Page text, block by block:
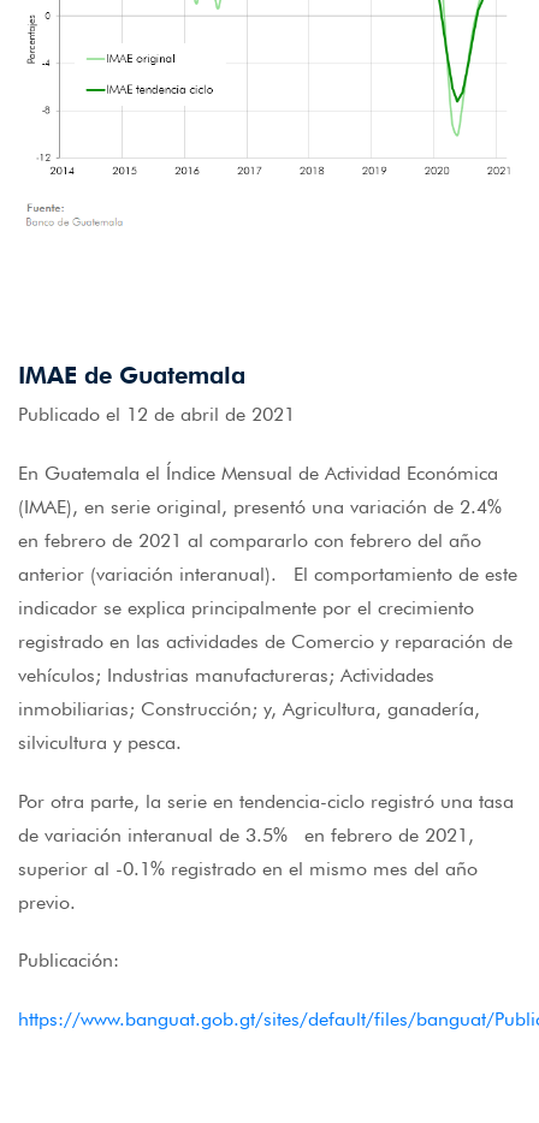
IMAE de Guatemala
Publicado el 12 de abril de 2021
En Guatemala el Índice Mensual de Actividad Económica
(IMAE), en serie original, presentó una variación de 2.4%
en febrero de 2021 al compararlo con febrero del año
anterior (variación interanual). El comportamiento de este
indicador se explica principalmente por el crecimiento
registrado en las actividades de Comercio y reparación de
vehículos; Industrias manufactureras; Actividades
inmobiliarias; Construcción; y, Agricultura, ganadería,
silvicultura y pesca.
Por otra parte, la serie en tendencia-ciclo registró una tasa
de variación interanual de 3.5% en febrero de 2021,
superior al -0.1% registrado en el mismo mes del año
previo.
Publicación:
https://www.banguat.gob.gt/sites/default/files/banguat/